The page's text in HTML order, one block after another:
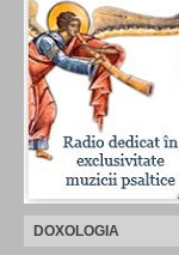
DOXOLOGIA